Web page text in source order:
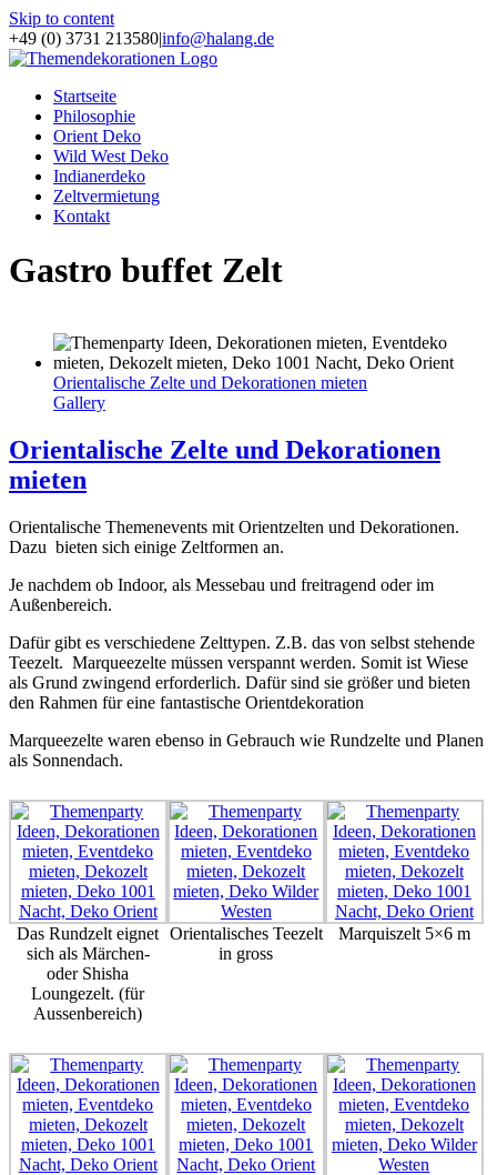
Skip to content
+49 (0) 3731 213580|info@halang.de
Startseite
Philosophie
Orient Deko
Wild West Deko
Indianerdeko
Zeltvermietung
Kontakt
Gastro buffet Zelt
Orientalische Zelte und Dekorationen mieten
Gallery
Orientalische Zelte und Dekorationen
mieten
Orientalische Themenevents mit Orientzelten und Dekorationen.
Dazu bieten sich einige Zeltformen an.
Je nachdem ob Indoor, als Messebau und freitragend oder im
Außenbereich.
Dafür gibt es verschiedene Zelttypen. Z.B. das von selbst stehende
Teezelt. Marqueezelte müssen verspannt werden. Somit ist Wiese
als Grund zwingend erforderlich. Dafür sind sie größer und bieten
den Rahmen für eine fantastische Orientdekoration
Marqueezelte waren ebenso in Gebrauch wie Rundzelte und Planen
als Sonnendach.
Das Rundzelt eignet
sich als Märchen-
oder Shisha
Loungezelt. (für
Aussenbereich)
Orientalisches Teezelt
in gross
Marquiszelt 5×6 m